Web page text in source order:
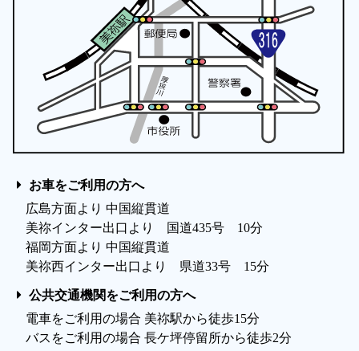
お車をご利用の方へ
広島方面より 中国縦貫道
美祢インター出口より 国道435号 10分
福岡方面より 中国縦貫道
美祢西インター出口より 県道33号 15分
公共交通機関をご利用の方へ
電車をご利用の場合 美祢駅から徒歩15分
バスをご利用の場合 長ケ坪停留所から徒歩2分